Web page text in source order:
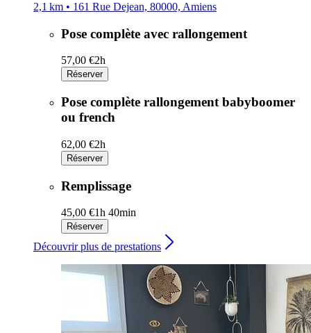
2,1 km • 161 Rue Dejean, 80000, Amiens
Pose complète avec rallongement
57,00 €2h
Réserver
Pose complète rallongement babyboomer
ou french
62,00 €2h
Réserver
Remplissage
45,00 €1h 40min
Réserver
Découvrir plus de prestations